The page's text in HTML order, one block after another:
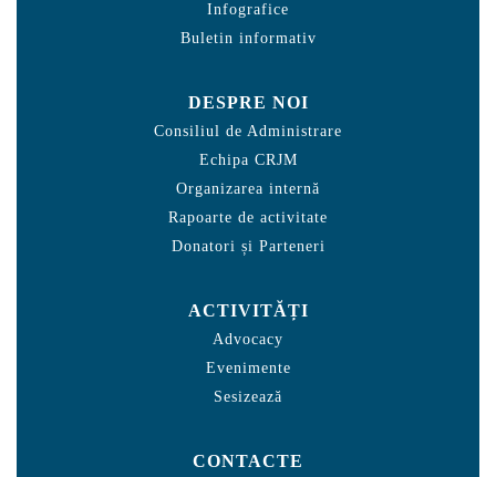
Infografice
Buletin informativ
DESPRE NOI
Consiliul de Administrare
Echipa CRJM
Organizarea internă
Rapoarte de activitate
Donatori și Parteneri
ACTIVITĂȚI
Advocacy
Evenimente
Sesizează
CONTACTE